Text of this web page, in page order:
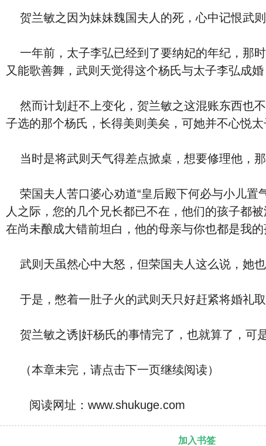
贺兰敏之因为妹妹魏国夫人的死，心中记恨武
一年前，太子李弘已经到了要纳妃的年纪，那
又能歌善舞，武则天觉得这个杨氏与太子李弘成
然而计划赶不上变化，贺兰敏之这混账东西也
子选的那个杨氏，长得美则美矣，可她并不心悦
当时是将武则天气得差点掀桌，想要修理他，
荣国夫人苦口婆心劝道“皇后殿下何必与小儿置
人之际，您的几个兄长都已不在，他们的孩子都
在尚未酿成大错前坦白，他的母亲与你也都是我
武则天虽然心中大怒，但荣国夫人这么说，她
于是，憋着一肚子火的武则天只好赶紧将婚礼
贺兰敏之诱|奸杨氏的事情完了，也就算了，可
（本章未完，请点击下一页继续阅读）
阅读网址：www.shukuge.com
加入书签